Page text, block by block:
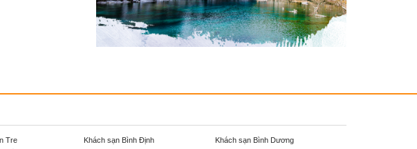
Tre Khách sạn Bình Định
Khách sạn Bình Dương